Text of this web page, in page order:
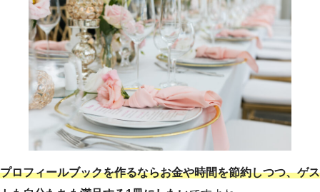
プロフィールブックを作るならお金や時間を節約しつつ、ゲス